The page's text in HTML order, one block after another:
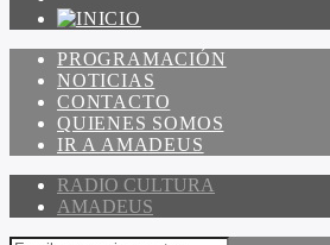
PROGRAMACIÓN
NOTICIAS
CONTACTO
QUIENES SOMOS
IR A AMADEUS
RADIO CULTURA
AMADEUS